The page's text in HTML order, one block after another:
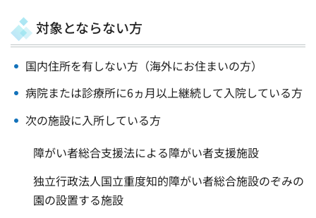
対象とならない方
国内住所を有しない方（海外にお住まいの方）
病院または診療所に6ヵ月以上継続して入院している方
次の施設に入所している方
障がい者総合支援法による障がい者支援施設
独立行政法人国立重度知的障がい者総合施設のぞみの
園の設置する施設